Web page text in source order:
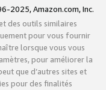
2025, Amazon.com, Inc.
des outils similaires
pour vous fournir
lorsque vous vous
pour améliorer la
que d’autres sites et
pour des finalités